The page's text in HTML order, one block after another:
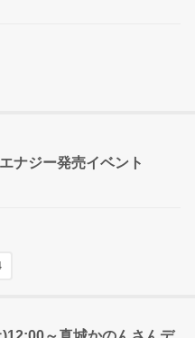
ナジー発売イベント